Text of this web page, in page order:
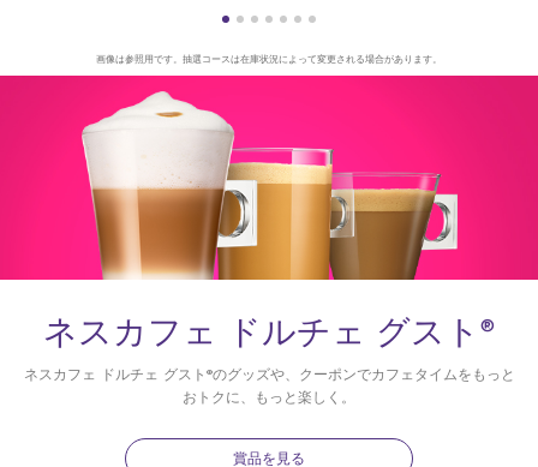
画像は参照用です。抽選コースは在庫状況によって変更される場合があります。
ネスカフェ ドルチェ グスト®
ネスカフェ ドルチェ グスト®のグッズや、クーポンでカフェタイムをもっと
おトクに、もっと楽しく。
賞品を見る